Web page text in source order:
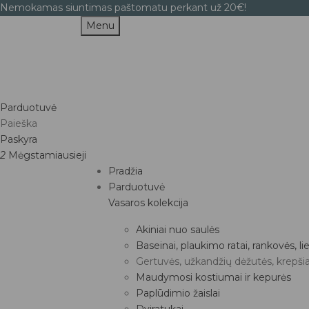
Nemokamas siuntimas paštomatu perkant už 20€!
Menu
Parduotuvė
Paieška
Paskyra
2 Mėgstamiausieji
Pradžia
Parduotuvė
Vasaros kolekcija
Akiniai nuo saulės
Baseinai, plaukimo ratai, rankovės,
Gertuvės, užkandžių dėžutės,
Maudymosi kostiumai ir kepurės
Paplūdimio žaislai